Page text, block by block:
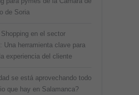
de Soria
en el sector
Una herramienta clave para
experiencia del cliente
se está aprovechando todo
que hay en Salamanca?